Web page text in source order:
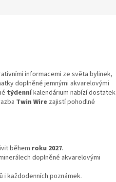
informacemi ze světa bylinek,
doplněné jemnými akvarelovými
týdenníkalendárium nabízí dostatek
Twin Wire zajistí pohodlné
během roku 2027.
doplněné akvarelovými
i každodenních poznámek.